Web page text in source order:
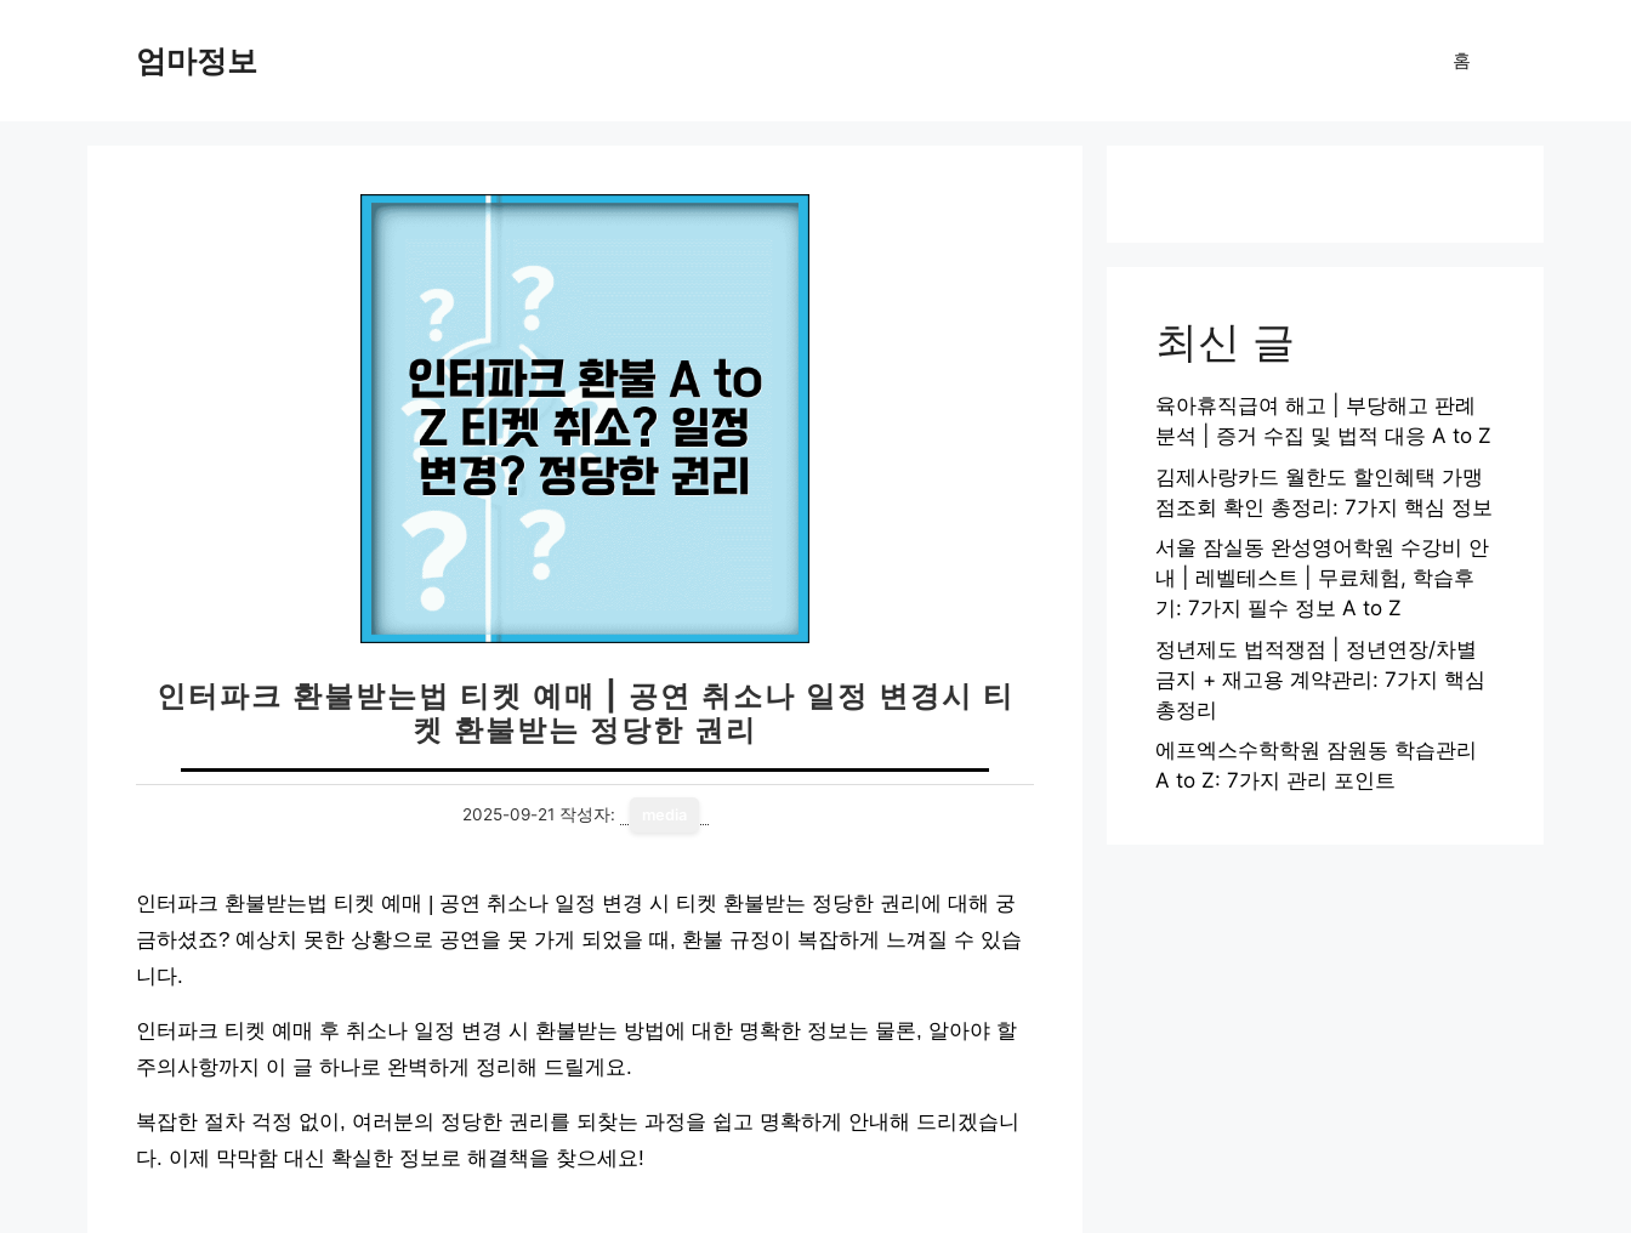
엄마정보 홈
인터파크 환불받는법 티켓 예매 | 공연 취소나 일정 변경시 티
켓 환불받는 정당한 권리
2025-09-21 작성자:
인터파크 환불받는법 티켓 예매 | 공연 취소나 일정 변경 시 티켓 환불받는 정당한 권리에 대해 궁
금하셨죠? 예상치 못한 상황으로 공연을 못 가게 되었을 때, 환불 규정이 복잡하게 느껴질 수 있습
니다.
인터파크 티켓 예매 후 취소나 일정 변경 시 환불받는 방법에 대한 명확한 정보는 물론, 알아야 할
주의사항까지 이 글 하나로 완벽하게 정리해 드릴게요.
복잡한 절차 걱정 없이, 여러분의 정당한 권리를 되찾는 과정을 쉽고 명확하게 안내해 드리겠습니
다. 이제 막막함 대신 확실한 정보로 해결책을 찾으세요!
최신 글
육아휴직급여 해고 | 부당해고 판례
분석 | 증거 수집 및 법적 대응 A to Z
김제사랑카드 월한도 할인혜택 가맹
점조회 확인 총정리: 7가지 핵심 정보
서울 잠실동 완성영어학원 수강비 안
내 | 레벨테스트 | 무료체험, 학습후
기: 7가지 필수 정보 A to Z
정년제도 법적쟁점 | 정년연장/차별
금지 + 재고용 계약관리: 7가지 핵심
총정리
에프엑스수학학원 잠원동 학습관리
A to Z: 7가지 관리 포인트